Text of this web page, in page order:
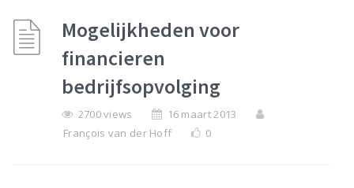
Mogelijkheden voor
financieren
bedrijfsopvolging
2700 views
16 maart 2013
François van der Hoff
0